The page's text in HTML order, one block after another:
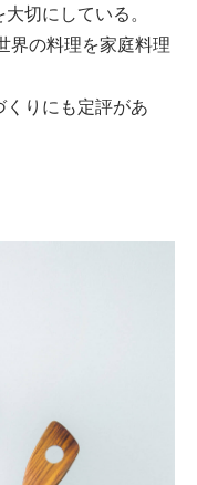
切にしている。
界の料理を家庭料理
りにも定評があ